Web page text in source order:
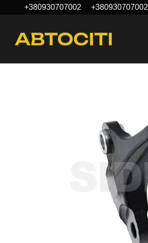
Перейти до основного контенту
+380930707002 +380930707002